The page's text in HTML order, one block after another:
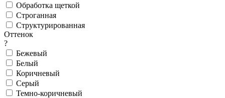
Обработка щеткой
Строганная
Структурированная
Оттенок
?
Бежевый
Белый
Коричневый
Серый
Темно-коричневый